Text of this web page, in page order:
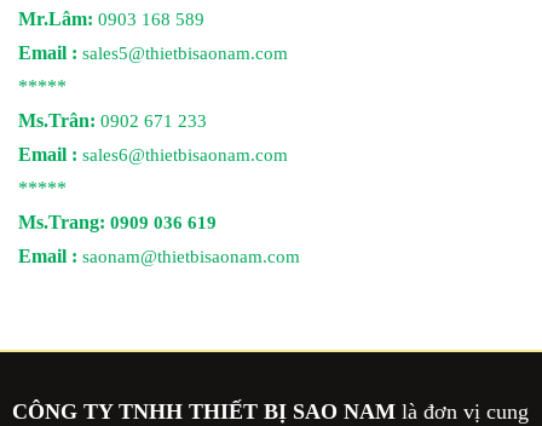
Mr.Lâm: 0903 168 589
Email : sales5@thietbisaonam.com
*****
Ms.Trân: 0902 671 233
Email : sales6@thietbisaonam.com
*****
Ms.Trang: 0909 036 619
Email : saonam@thietbisaonam.com
CÔNG TY TNHH THIẾT BỊ SAO NAMlà đơn vị cung